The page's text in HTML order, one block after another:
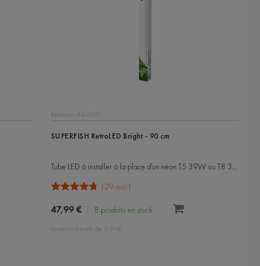
Référence : A4020315
SUPERFISH RetroLED Bright - 90 cm
Tube LED à installer à la place d'un néon T5 39W ou T8 30W
29 avis
47,99 € 8 produits en stock
Livraison à partir de 3,99€